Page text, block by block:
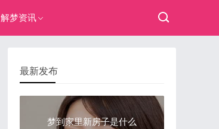
解梦资讯
最新发布
梦到家里新房子是什么